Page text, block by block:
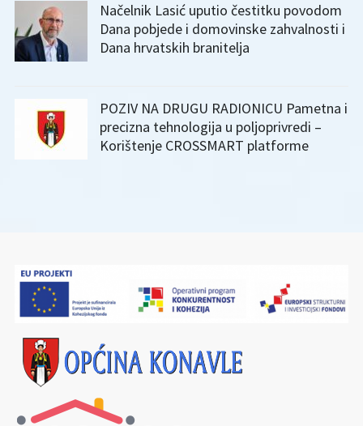
Načelnik Lasić uputio čestitku povodom
Dana pobjede i domovinske zahvalnosti i
Dana hrvatskih branitelja
POZIV NA DRUGU RADIONICU Pametna i
precizna tehnologija u poljoprivredi –
Korištenje CROSSMART platforme